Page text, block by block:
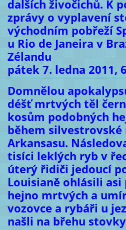
dalších živočichů. K
zprávy o vyplavení
východním pobřeží
u Rio de Janeira v
Zélandu
pátek 7. ledna 2011,
Domnělou
déšť mrtvých těl
kosům podobných
během silvestrovské
Arkansasu.
tisíci leklých ryb v
úterý řidiči jedoucí
Louisianě ohlásili
hejno mrtvých a
vozovce a rybáři u
našli na břehu